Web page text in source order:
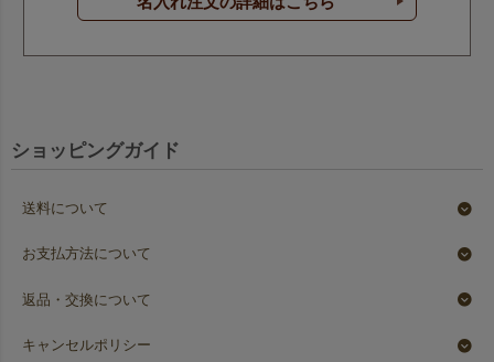
ショッピングガイド
送料について
お支払方法について
返品・交換について
キャンセルポリシー